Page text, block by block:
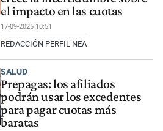
el impacto en las cuotas
17-09-2025 10:51
REDACCIÓN PERFIL NEA
SALUD
Prepagas: los afiliados
podrán usar los excedentes
para pagar cuotas más
baratas